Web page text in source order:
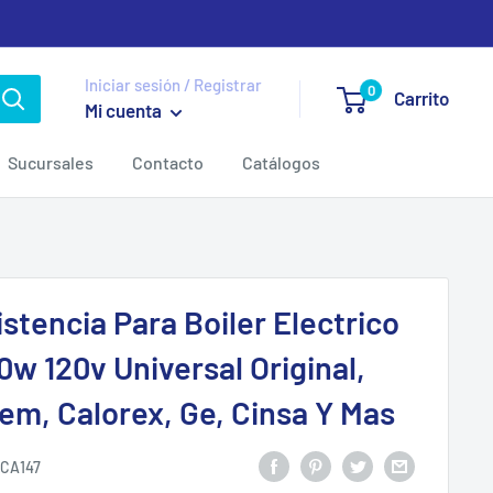
Iniciar sesión / Registrar
Mi cuenta
0 Carrito
Sucursales Contacto Catálogos
Para Boiler Electrico
120v Universal Original,
Calorex, Ge, Cinsa Y Mas